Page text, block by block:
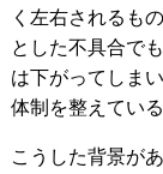
く左右されるも
とした不具合で
は下がってしま
体制を整えてい
こうした背景が